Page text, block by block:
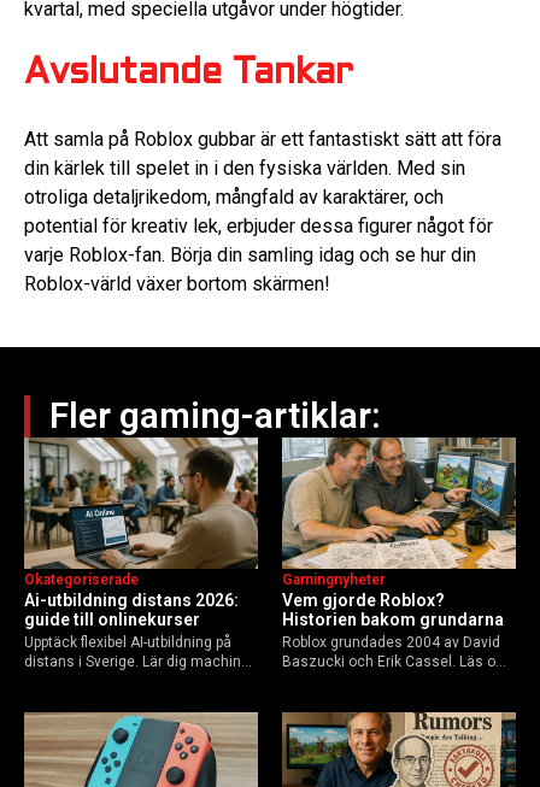
kvartal, med speciella utgåvor under högtider.
Avslutande Tankar
Att samla på Roblox gubbar är ett fantastiskt sätt att föra
din kärlek till spelet in i den fysiska världen. Med sin
otroliga detaljrikedom, mångfald av karaktärer, och
potential för kreativ lek, erbjuder dessa figurer något för
varje Roblox-fan. Börja din samling idag och se hur din
Roblox-värld växer bortom skärmen!
Fler gaming-artiklar:
Ai-utbildning distans 2026:
guide till onlinekurser
Okategoriserade
Upptäck flexibel AI-utbildning på
distans i Sverige. Lär dig machine
Guide för nybörjare och
yrkesverksamma som vill bygga…
Vem gjorde Roblox?
Historien bakom grundarna
Gamingnyheter
Roblox grundades 2004 av David
Baszucki och Erik Cassel. Läs om
användare 2025, och vad som
händer inför 2026.